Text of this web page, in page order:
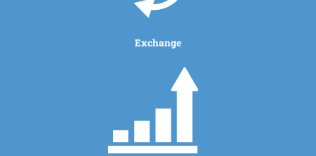
Exchange